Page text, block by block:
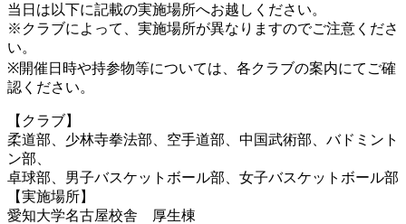
当日は以下に記載の実施場所へお越しください。
※クラブによって、実施場所が異なりますのでご注意くださ
い。
※開催日時や持参物等については、各クラブの案内にてご確
認ください。
【クラブ】
柔道部、少林寺拳法部、空手道部、中国武術部、バドミント
ン部、
卓球部、男子バスケットボール部、女子バスケットボール部
【実施場所】
愛知大学名古屋校舎 厚生棟